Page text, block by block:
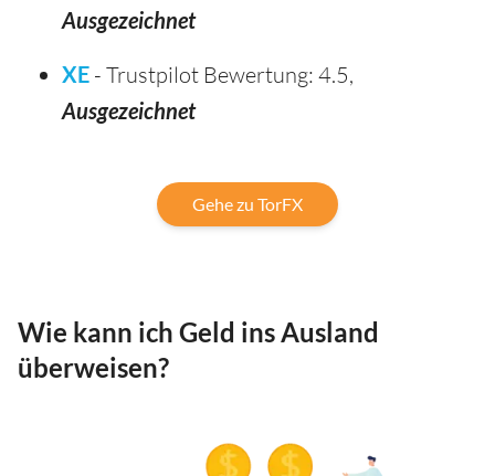
Ausgezeichnet
XE - Trustpilot Bewertung: 4.5,
Ausgezeichnet
Gehe zu TorFX
Wie kann ich Geld ins Ausland
überweisen?